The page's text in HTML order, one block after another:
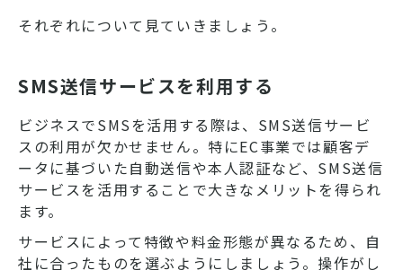
それぞれについて見ていきましょう。
SMS送信サービスを利用する
ビジネスでSMSを活用する際は、SMS送信サービ
スの利用が欠かせません。特にEC事業では顧客デ
ータに基づいた自動送信や本人認証など、SMS送信
サービスを活用することで大きなメリットを得られ
ます。
サービスによって特徴や料金形態が異なるため、自
社に合ったものを選ぶようにしましょう。操作がし